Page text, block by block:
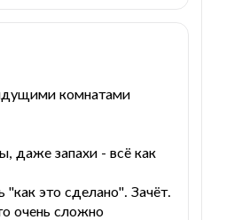
комнатами
даже запахи - всё как
это сделано". Зачёт.
очень сложно